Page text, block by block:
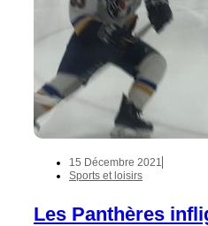
15 Décembre 2021
Sports et loisirs
Les Panthères